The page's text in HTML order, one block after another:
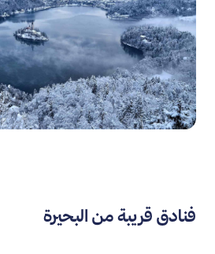
فنادق قريبة من البحيرة